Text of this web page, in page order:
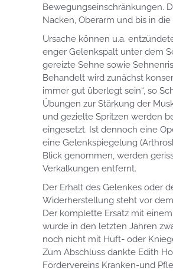
Bewegungseinschränkungen.
Nacken, Oberarm und bis in die
Ursache können u.a.
enger Gelenkspalt unter dem
gereizte Sehne sowie
Behandelt wird zunächst
immer gut überlegt sein“, so
Übungen zur Stärkung der
und gezielte Spritzen werden
eingesetzt. Ist dennoch eine
eine Gelenkspiegelung
Blick genommen, werden
Verkalkungen entfernt.
Der Erhalt des Gelenkes oder
Widerherstellung steht vor
Der komplette Ersatz mit
wurde in den letzten Jahren
noch nicht mit Hüft- oder
Zum Abschluss dankte Edith
Fördervereins Kranken-und